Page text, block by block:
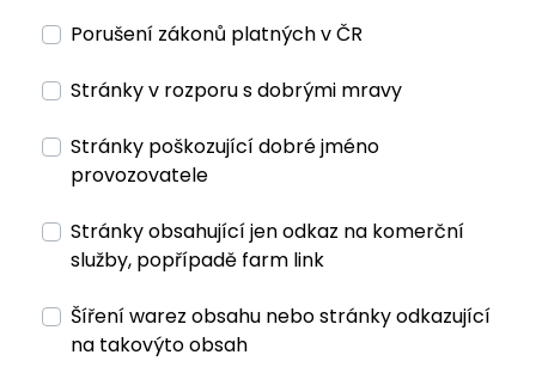
Porušení zákonů platných v ČR
Stránky v rozporu s dobrými mravy
Stránky poškozující dobré jméno
provozovatele
Stránky obsahující jen odkaz na komerční
služby, popřípadě farm link
Šíření warez obsahu nebo stránky odkazující
na takovýto obsah